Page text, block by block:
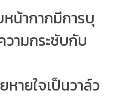
น้ากากมีการบุ
ามกระชับกับ
หายใจเป็นวาล์ว